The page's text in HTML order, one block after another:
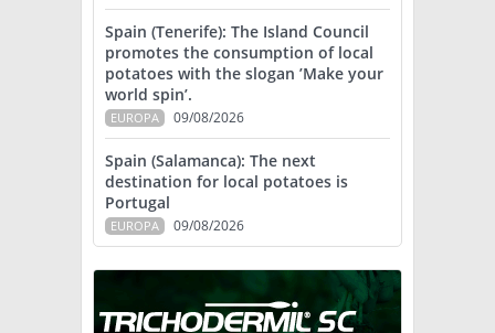
Spain (Tenerife): The Island Council
promotes the consumption of local
potatoes with the slogan ’Make your
world spin’.
EUROPA 09/08/2026
Spain (Salamanca): The next
destination for local potatoes is
Portugal
EUROPA 09/08/2026